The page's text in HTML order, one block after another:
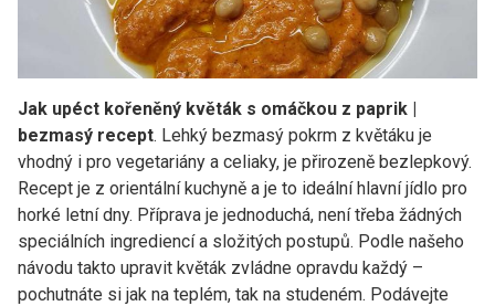
Jak upéct kořeněný květák s omáčkou z paprik |
bezmasý recept. Lehký bezmasý pokrm z květáku je
vhodný i pro vegetariány a celiaky, je přirozeně bezlepkový.
Recept je z orientální kuchyně a je to ideální hlavní jídlo pro
horké letní dny. Příprava je jednoduchá, není třeba žádných
speciálních ingrediencí a složitých postupů. Podle našeho
návodu takto upravit květák zvládne opravdu každý –
pochutnáte si jak na teplém, tak na studeném. Podávejte